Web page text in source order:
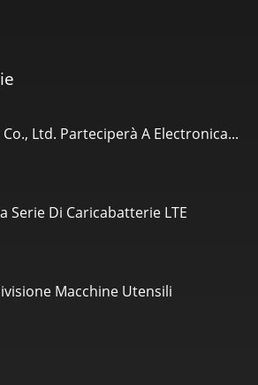
Ltd. Parteciperà A Electronica...
Serie Di Caricabatterie LTE
Macchine Utensili